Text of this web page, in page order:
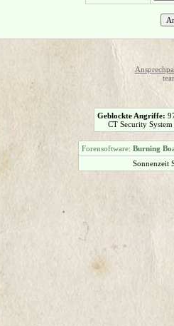
Geblockte Angriffe:
CT Security
Forensoftware: Burning
Sonnenzeit